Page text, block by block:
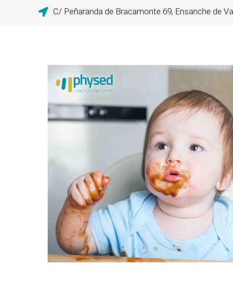
C/ Peñaranda de Bracamonte 69, Ensanche de